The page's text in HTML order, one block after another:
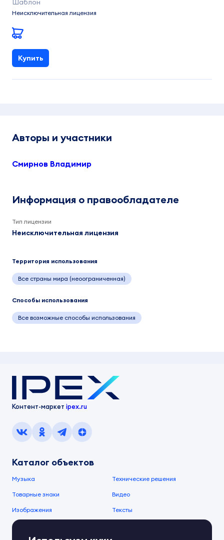
Неисключительная лицензия
Купить
Авторы и участники
Смирнов Владимир
Информация о правообладателе
Тип лицензии
Неисключительная лицензия
Территория использования
Все страны мира (неоограниченная)
Способы использования
Все возможные способы использования
Контент-маркет ipex.ru
Каталог объектов
Музыка Технические решения
Товарные знаки Видео
Изображения Тексты
О компании